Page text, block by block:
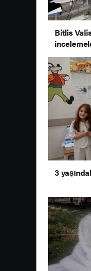
Bitlis
3